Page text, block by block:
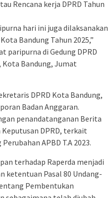
Rencana kerja DPRD Tahun
hari ini juga dilaksanakan
Bandung Tahun 2025,”
paripurna di Gedung DPRD
Kota Bandung, Jumat
DPRD Kota Bandung,
Badan Anggaran.
penandatanganan Berita
DPRD, terkait
APBD T.A 2023.
terhadap Raperda menjadi
ketentuan Pasal 80 Undang-
Pembentukan